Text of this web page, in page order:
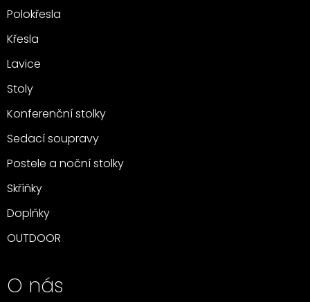
Polokřesla
Křesla
Lavice
Stoly
Konferenční stolky
Sedací soupravy
Postele a noční stolky
Skříňky
Doplňky
OUTDOOR
O nás